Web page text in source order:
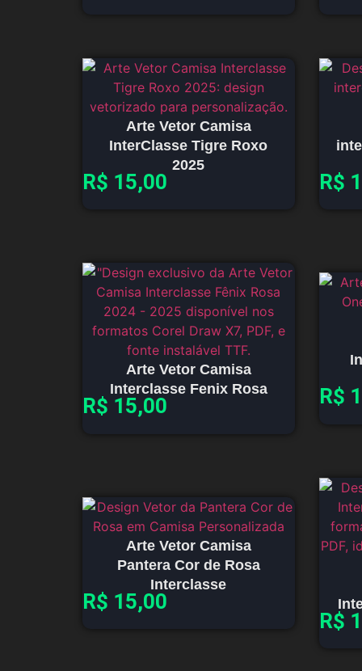
Arte Vetor Camisa
InterClasse Tigre Roxo
2025
R$ 15,00 R$
Arte Vetor Camisa
Interclasse Fenix Rosa
R$ 15,00 R$
Arte Vetor Camisa
Pantera Cor de Rosa
Interclasse
R$ 15,00
R$